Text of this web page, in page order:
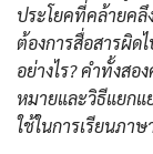
ประโยคที่คล้ายค
ต้องการสื่อสารผิด
อย่างไร? คำทั้งส
หมายและวิธีแยกแ
ใช้ในการเรียนภา